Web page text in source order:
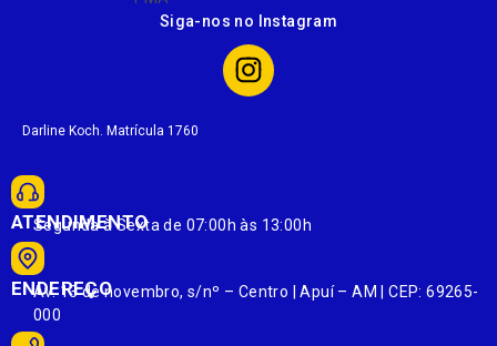
Siga-nos no Instagram
Darline Koch. Matrícula 1760
ATENDIMENTO
Segunda à Sexta de 07:00h às 13:00h
ENDEREÇO
Av. 13 de novembro, s/nº – Centro | Apuí – AM | CEP: 69265-
000